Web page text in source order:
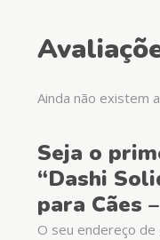
Ainda não existem
Seja o
“Dashi
para Cães
O seu endereço de